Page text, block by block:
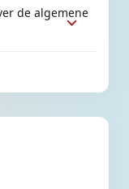
de algemene